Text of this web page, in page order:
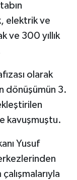
elektrik ve
ve 300 yıllık
olarak
dönüşümün 3.
kavuşmuştu.
Yusuf